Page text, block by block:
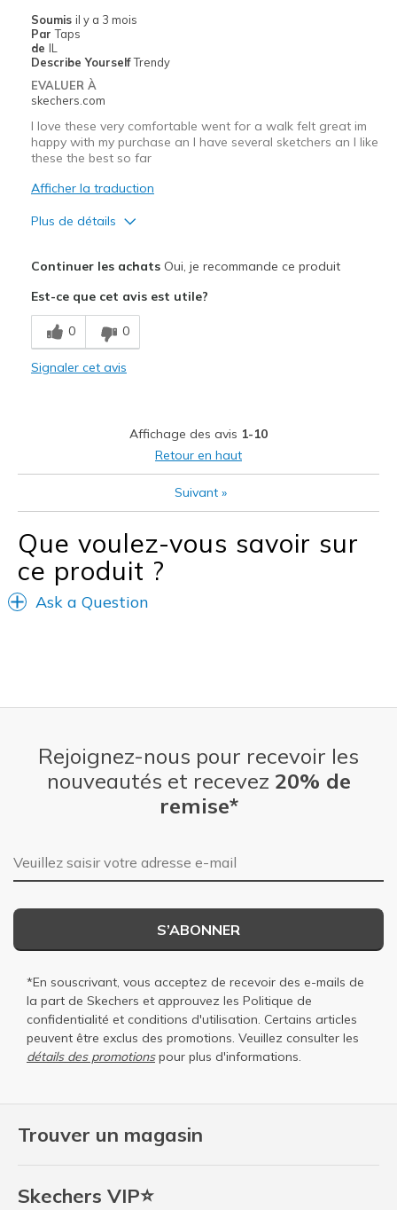
Going Out
Sizing
Feels true to size
View On Shoes
I'm Really Into Shoes
Soumis il y a 3 mois
Par Taps
de IL
Describe YourselfTrendy
EVALUER À
skechers.com
I love these very comfortable went for a walk felt great im
happy with my purchase an I have several sketchers an I like
these the best so far
Afficher la traduction
Plus de détails
Breathe Well
Comfortable
Les meilleures utilisations
Casual Wear
Sizing
Feels true to size
View On Shoes
I'm Really Into Shoes
Continuer les achatsOui, je recommande ce produit
Est-ce que cet avis est utile?
0 0
Signaler cet avis
Affichage des avis 1-10
Retour en haut
Suivant »
Que voulez-vous savoir sur
ce produit ?
Ask a Question
Trouver un magasin
Skechers VIP⭐
Rejoignez-nous pour recevoir les
nouveautés et recevez 20% de
remise*
Adresse e-mail
S’ABONNER
*En souscrivant, vous acceptez de recevoir des e-mails de
la part de Skechers et approuvez les Politique de
confidentialité et conditions d'utilisation. Certains articles
peuvent être exclus des promotions. Veuillez consulter les
détails des promotionspour plus d'informations.